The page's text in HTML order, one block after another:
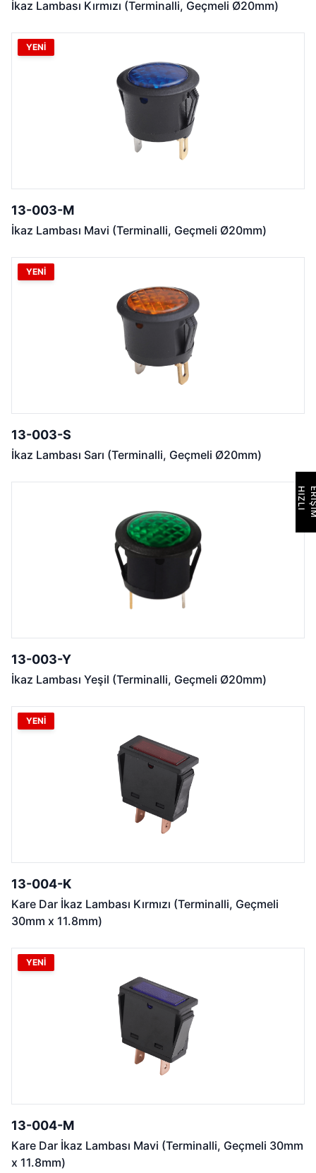
İkaz Lambası Kırmızı (Terminalli, Geçmeli Ø20mm)
YENİ
13-003-M
İkaz Lambası Mavi (Terminalli, Geçmeli Ø20mm)
YENİ
13-003-S
İkaz Lambası Sarı (Terminalli, Geçmeli Ø20mm)
13-003-Y
İkaz Lambası Yeşil (Terminalli, Geçmeli Ø20mm)
YENİ
13-004-K
Kare Dar İkaz Lambası Kırmızı (Terminalli, Geçmeli
30mm x 11.8mm)
YENİ
13-004-M
Kare Dar İkaz Lambası Mavi (Terminalli, Geçmeli 30mm
x 11.8mm)
H
I
Z
L
I
E
R
İ
Ş
İ
M